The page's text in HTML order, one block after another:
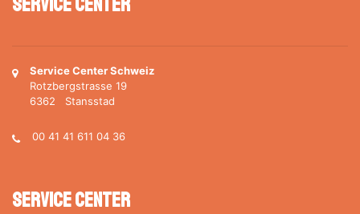
Service Center Schweiz
Rotzbergstrasse 19
6362 Stansstad
00 41 41 611 04 36
Service Center